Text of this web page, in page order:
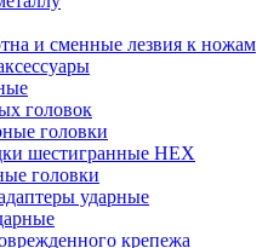
и сменные лезвия к ножам
головок
головки
шестигранные HEX
головки
ударные
крепежа